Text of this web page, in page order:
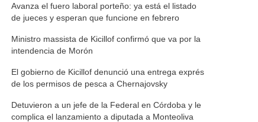
Avanza el fuero laboral porteño: ya está el listado
de jueces y esperan que funcione en febrero
Ministro massista de Kicillof confirmó que va por la
intendencia de Morón
El gobierno de Kicillof denunció una entrega exprés
de los permisos de pesca a Chernajovsky
Detuvieron a un jefe de la Federal en Córdoba y le
complica el lanzamiento a diputada a Monteoliva